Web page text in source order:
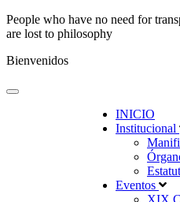
People who have no need for
are lost to philosophy
Bienvenidos
INICIO
Institucional
Eventos
XIX